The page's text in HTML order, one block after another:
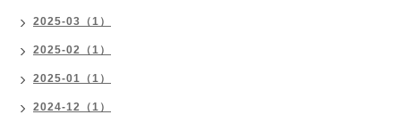
2025-03（1）
2025-02（1）
2025-01（1）
2024-12（1）